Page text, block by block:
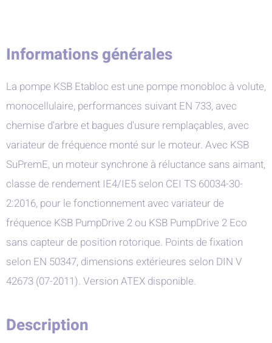
Informations générales
La pompe KSB Etabloc est une pompe monobloc à volute,
monocellulaire, performances suivant EN 733, avec
chemise d'arbre et bagues d'usure remplaçables, avec
variateur de fréquence monté sur le moteur. Avec KSB
SuPremE, un moteur synchrone à réluctance sans aimant,
classe de rendement IE4/IE5 selon CEI TS 60034-30-
2:2016, pour le fonctionnement avec variateur de
fréquence KSB PumpDrive 2 ou KSB PumpDrive 2 Eco
sans capteur de position rotorique. Points de fixation
selon EN 50347, dimensions extérieures selon DIN V
42673 (07-2011). Version ATEX disponible.
Description